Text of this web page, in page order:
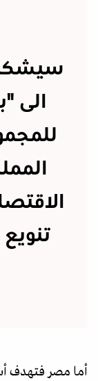
الى
أما مصر فتهدف